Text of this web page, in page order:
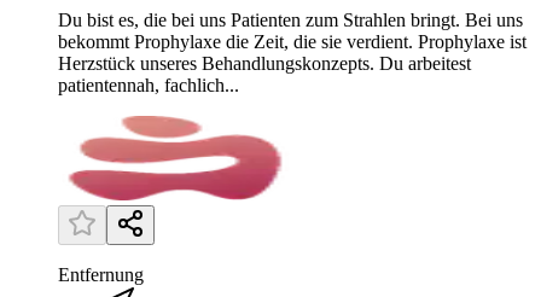
Du bist es, die bei uns Patienten zum Strahlen bringt. Bei uns
bekommt Prophylaxe die Zeit, die sie verdient. Prophylaxe ist
Herzstück unseres Behandlungskonzepts. Du arbeitest
patientennah, fachlich...
Entfernung